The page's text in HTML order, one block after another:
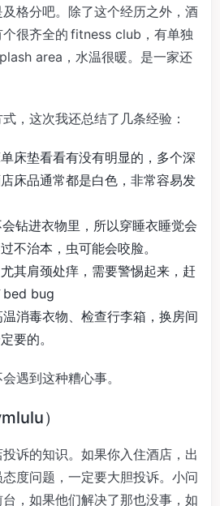
格分吧。除了这个经历之外，酒
个很齐全的 fitness club，有单独
area，水温很暖。是一家还
，这次我还总结了几条经验：
床垫看看有没有明显的，多个深
床品通常都是白色，非常容易发
钻进衣物里，所以穿睡衣睡觉会
不治本，虫可能会咬脸。
其肩颈处痒，需要警惕起来，赶
bed bug
消毒衣物、检查行李箱，换房间
要的。
遇到这种糟心事。
）
诉的知识。如果你入住酒店，出
度问题，一定要大胆投诉。小问
，如果他们解决了那也没事，如